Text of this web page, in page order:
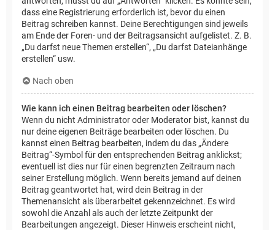
dass eine Registrierung erforderlich ist, bevor du einen
Beitrag schreiben kannst. Deine Berechtigungen sind jeweils
am Ende der Foren- und der Beitragsansicht aufgelistet. Z. B.
„Du darfst neue Themen erstellen“, „Du darfst Dateianhänge
erstellen“ usw.
Nach oben
Wie kann ich einen Beitrag bearbeiten oder löschen?
Wenn du nicht Administrator oder Moderator bist, kannst du
nur deine eigenen Beiträge bearbeiten oder löschen. Du
kannst einen Beitrag bearbeiten, indem du das „Ändere
Beitrag“-Symbol für den entsprechenden Beitrag anklickst;
eventuell ist dies nur für einen begrenzten Zeitraum nach
seiner Erstellung möglich. Wenn bereits jemand auf deinen
Beitrag geantwortet hat, wird dein Beitrag in der
Themenansicht als überarbeitet gekennzeichnet. Es wird
sowohl die Anzahl als auch der letzte Zeitpunkt der
Bearbeitungen angezeigt. Dieser Hinweis erscheint nicht,